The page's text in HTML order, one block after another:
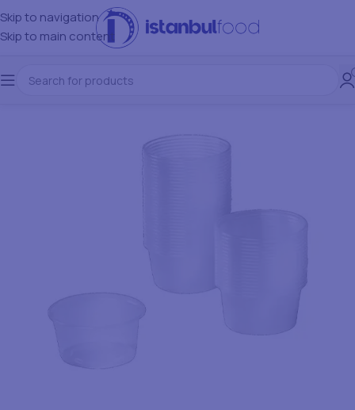
Skip to navigation
Skip to main content